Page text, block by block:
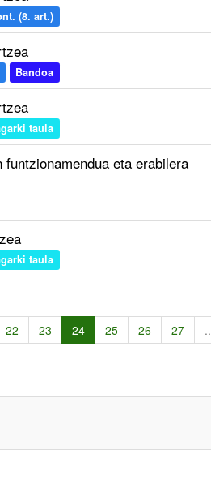
(8. art.)
Bandoa
taula
eta erabilera
taula
22 23 24 25 26 27